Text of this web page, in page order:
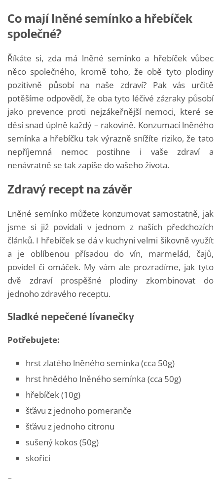
Co mají lněné semínko a hřebíček
společné?
Říkáte si, zda má lněné semínko a hřebíček vůbec
něco společného, kromě toho, že obě tyto plodiny
pozitivně působí na naše zdraví? Pak vás určitě
potěšíme odpovědí, že oba tyto léčivé zázraky působí
jako prevence proti nejzákeřnější nemoci, které se
děsí snad úplně každý – rakovině. Konzumací lněného
semínka a hřebíčku tak výrazně snížíte riziko, že tato
nepříjemná nemoc postihne i vaše zdraví a
nenávratně se tak zapíše do vašeho života.
Zdravý recept na závěr
Lněné semínko můžete konzumovat samostatně, jak
jsme si již povídali v jednom z naších předchozích
článků. I hřebíček se dá v kuchyni velmi šikovně využít
a je oblíbenou přísadou do vín, marmelád, čajů,
povidel či omáček. My vám ale prozradíme, jak tyto
dvě zdraví prospěšné plodiny zkombinovat do
jednoho zdravého receptu.
Sladké nepečené lívanečky
Potřebujete:
hrst zlatého lněného semínka (cca 50g)
hrst hnědého lněného semínka (cca 50g)
hřebíček (10g)
šťávu z jednoho pomeranče
šťávu z jednoho citronu
sušený kokos (50g)
skořici